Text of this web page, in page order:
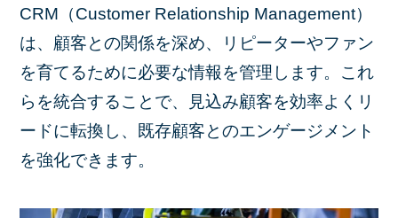
CRM（Customer Relationship Management）
は、顧客との関係を深め、リピーターやファン
を育てるために必要な情報を管理します。これ
らを統合することで、見込み顧客を効率よくリ
ードに転換し、既存顧客とのエンゲージメント
を強化できます。